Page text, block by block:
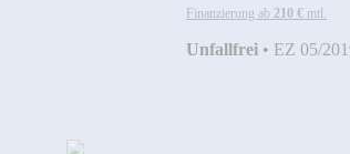
Finanzierung ab 210 € mtl.
Unfallfrei • EZ 05/